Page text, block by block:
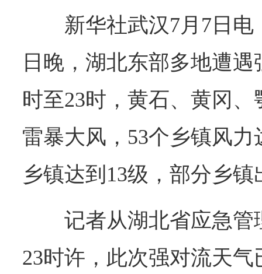
新华社武汉7月7日
日晚，湖北东部多地遭
时至23时，黄石、黄冈
雷暴大风，53个乡镇风力
乡镇达到13级，部分乡
记者从湖北省应急管
23时许，此次强对流天